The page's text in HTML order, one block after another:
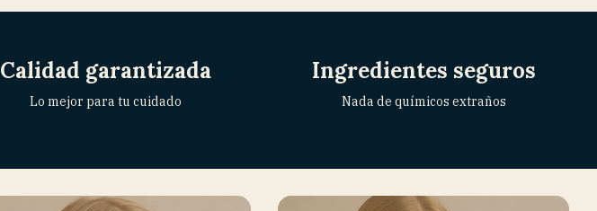
Calidad garantizada
Lo mejor para tu cuidado
Ingredientes seguros
Nada de químicos extraños